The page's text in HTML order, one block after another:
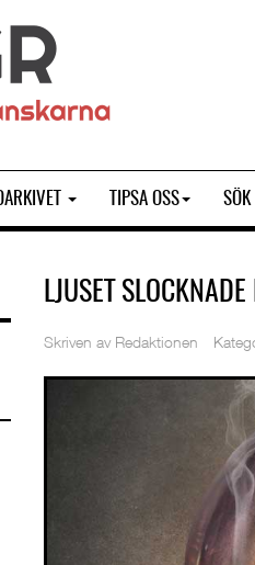
TIPSA OSS SÖK
LJUSET
Skriven av Redaktionen